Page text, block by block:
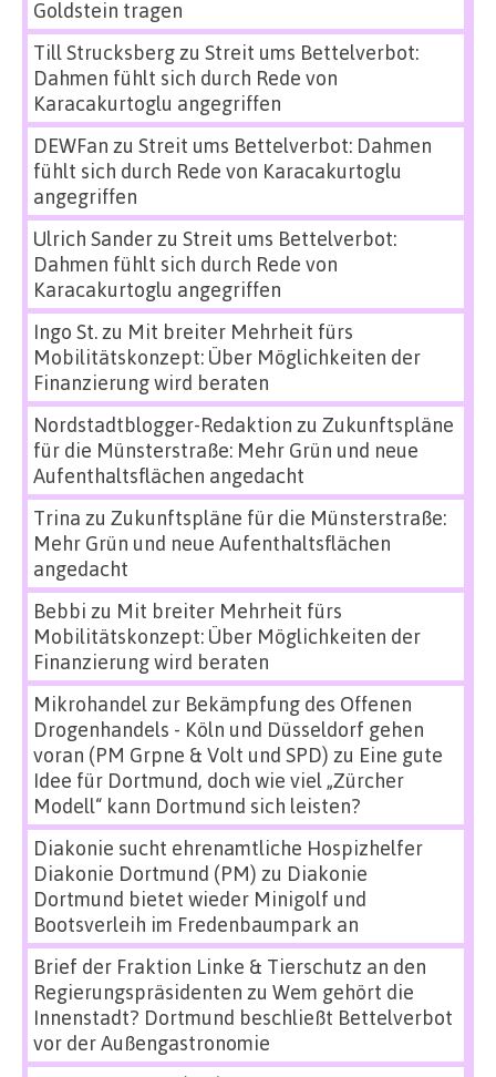
Goldstein tragen
Till Strucksbergzu Streit ums Bettelverbot:
Dahmen fühlt sich durch Rede von
Karacakurtoglu angegriffen
DEWFan zu Streit ums Bettelverbot: Dahmen
fühlt sich durch Rede von Karacakurtoglu
angegriffen
Ulrich Sanderzu Streit ums Bettelverbot:
Dahmen fühlt sich durch Rede von
Karacakurtoglu angegriffen
Ingo St.zu Mit breiter Mehrheit fürs
Mobilitätskonzept: Über Möglichkeiten der
Finanzierung wird beraten
Nordstadtblogger-Redaktion zu Zukunftspläne
für die Münsterstraße: Mehr Grün und neue
Aufenthaltsflächen angedacht
Trina zu Zukunftspläne für die Münsterstraße:
Mehr Grün und neue Aufenthaltsflächen
angedacht
Bebbi zu Mit breiter Mehrheit fürs
Mobilitätskonzept: Über Möglichkeiten der
Finanzierung wird beraten
Mikrohandel zur Bekämpfung des Offenen
Drogenhandels - Köln und Düsseldorf gehen
voran (PM Grpne & Volt und SPD) zu Eine gute
Idee für Dortmund, doch wie viel „Zürcher
Modell“ kann Dortmund sich leisten?
Diakonie sucht ehrenamtliche Hospizhelfer
Diakonie Dortmund (PM) zu Diakonie
Dortmund bietet wieder Minigolf und
Bootsverleih im Fredenbaumpark an
Brief der Fraktion Linke & Tierschutz an den
Regierungspräsidenten zu Wem gehört die
Innenstadt? Dortmund beschließt Bettelverbot
vor der Außengastronomie